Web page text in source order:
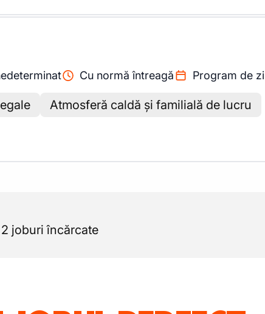
Cu normă întreagă Program de zi
Atmosferă caldă și familială de lucru
joburi încărcate